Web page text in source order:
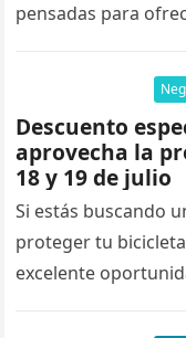
pensadas para
Descuento
aprovecha la
18 y 19 de julio
Si estás buscando
proteger tu
excelente